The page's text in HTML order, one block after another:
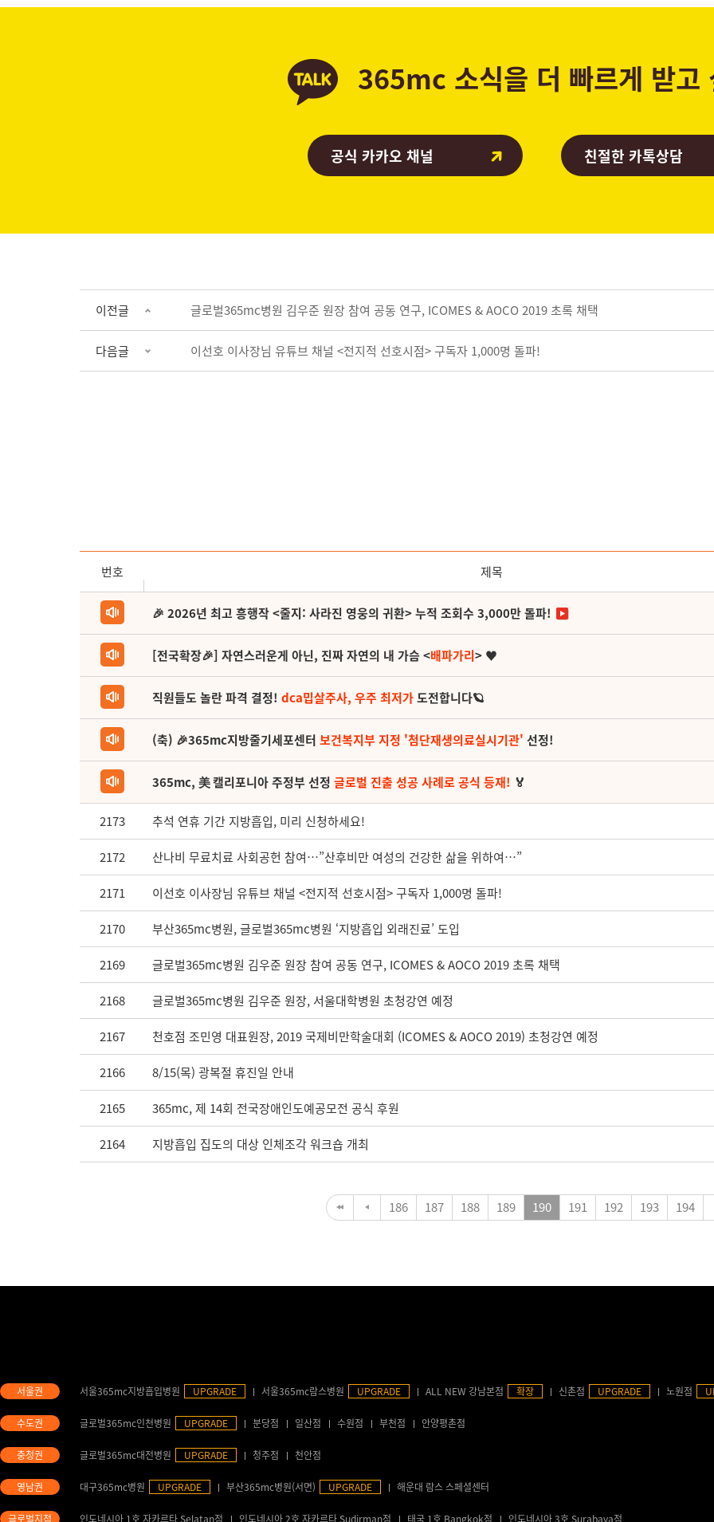
365mc 소식을 더 빠르게 받고
공식 카카오 채널 친절한 카톡상담
이전글 글로벌365mc병원 김우준 원장 참여 공동 연구, ICOMES & AOCO 2019 초록 채택
다음글 이선호 이사장님 유튜브 채널 <전지적 선호시점> 구독자 1,000명 돌파!
번호 제목
🎉 2026년 최고 흥행작 <줄지: 사라진 영웅의 귀환> 누적 조회수 3,000만 돌파!
[전국확장🎉] 자연스러운게 아닌, 진짜 자연의 내 가슴 <배파가리> ♥
직원들도 놀란 파격 결정! dca밉살주사, 우주 최저가도전합니다🪐
(축) 🎉365mc지방줄기세포센터 보건복지부 지정 '첨단재생의료실시기관' 선정!
365mc, 美 캘리포니아 주정부 선정 글로벌 진출 성공 사례로 공식 등재! 🏅
2173 추석 연휴 기간 지방흡입, 미리 신청하세요!
2172 산나비 무료치료 사회공헌 참여…”산후비만 여성의 건강한 삶을 위하여…”
2171 이선호 이사장님 유튜브 채널 <전지적 선호시점> 구독자 1,000명 돌파!
2170 부산365mc병원, 글로벌365mc병원 ‘지방흡입 외래진료’ 도입
2169 글로벌365mc병원 김우준 원장 참여 공동 연구, ICOMES & AOCO 2019 초록 채택
2168 글로벌365mc병원 김우준 원장, 서울대학병원 초청강연 예정
2167 천호점 조민영 대표원장, 2019 국제비만학술대회 (ICOMES & AOCO 2019) 초청강연 예정
2166 8/15(목) 광복절 휴진일 안내
2165 365mc, 제 14회 전국장애인도예공모전 공식 후원
2164 지방흡입 집도의 대상 인체조각 워크숍 개최
186 187 188 189 190 191 192 193 194
서울365mc지방흡입병원 UPGRADE 서울365mc람스병원 UPGRADE ALL NEW 강남본점 확장 신촌점 UPGRADE 노원점
글로벌365mc인천병원 UPGRADE 분당점 일산점 수원점 부천점 안양평촌점
글로벌365mc대전병원 UPGRADE 청주점 천안점
대구365mc병원 UPGRADE 부산365mc병원(서면) UPGRADE 해운대 람스 스페셜센터
인도네시아 1호 자카르타 Selatan점 인도네시아 2호 자카르타 Sudirman점 태국 1호 Bangkok점 인도네시아 3호 Surabaya점